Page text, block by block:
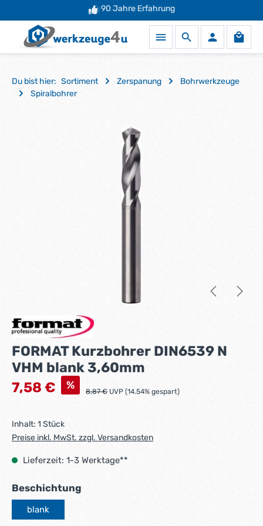
Zum Hauptinhalt springenSchneller Versand
90 Jahre Erfahrung
Du bist hier: Sortiment Zerspanung
Bohrwerkzeuge
Spiralbohrer
FORMAT Kurzbohrer DIN6539 N
VHM blank 3,60mm
Verkaufspreis:
7,58 € % Regulärer Preis:
8,87 € UVP (14.54% gespart)
Inhalt: 1 Stück
Preise inkl. MwSt. zzgl. Versandkosten
Lieferzeit: 1-3 Werktage**
Beschichtung
blank